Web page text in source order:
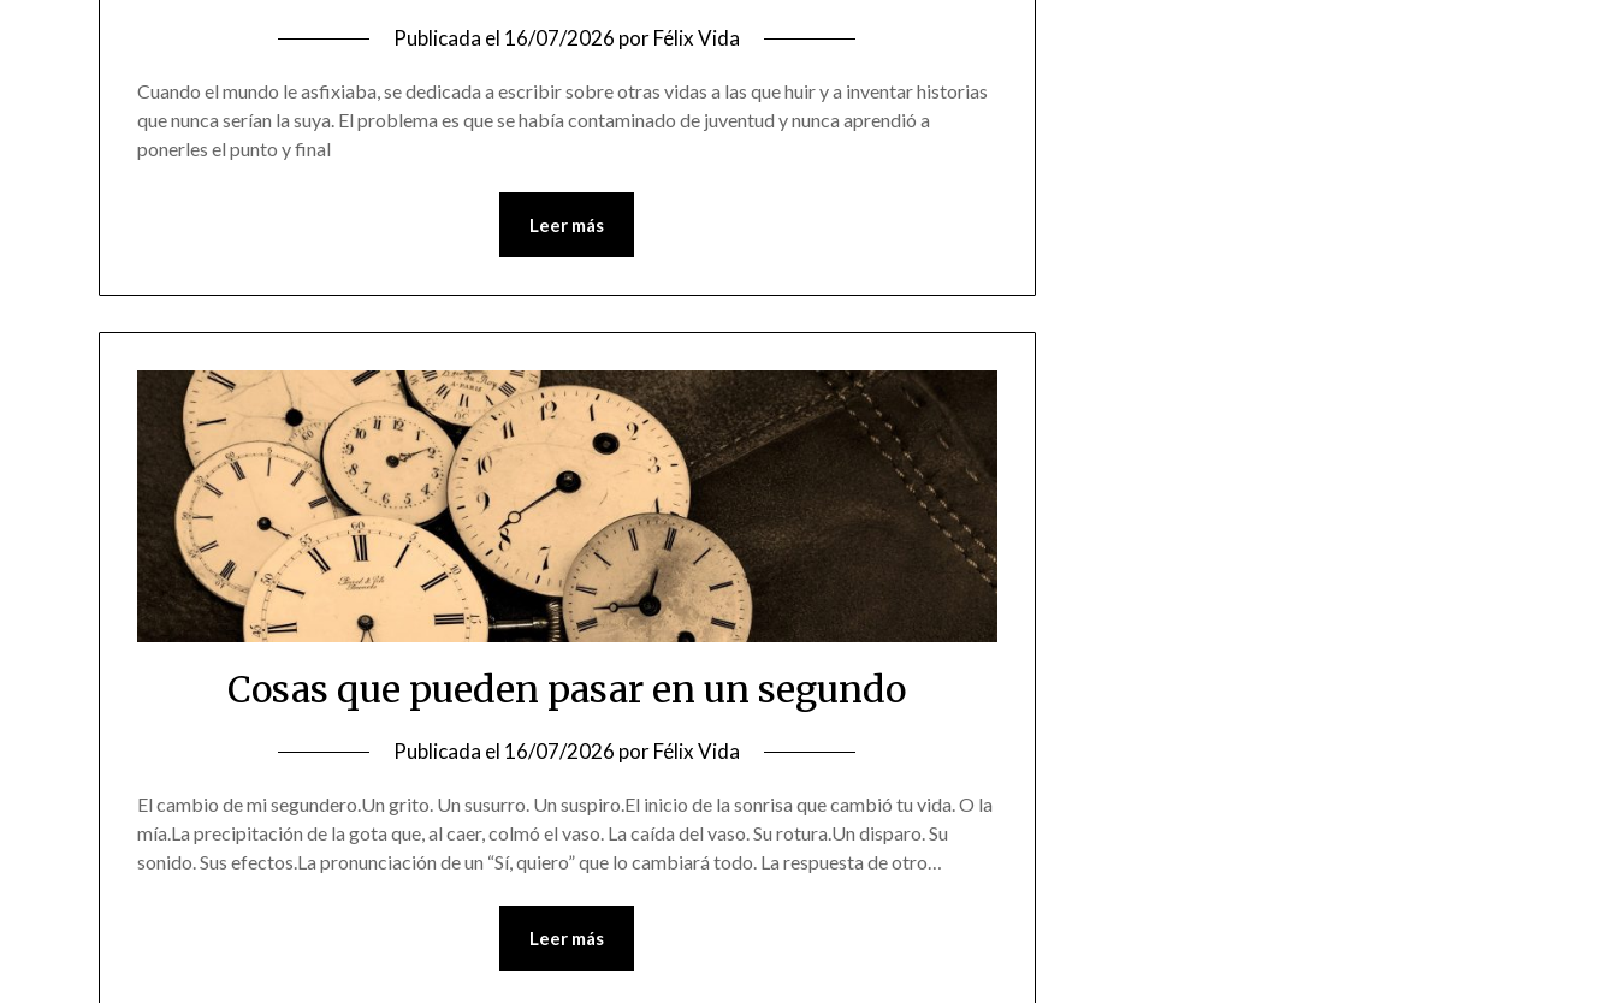
Publicada el 16/07/2026 porFélix Vida
Cuando el mundo le asfixiaba, se dedicada a escribir sobre otras vidas a las que huir y a inventar historias
que nunca serían la suya. El problema es que se había contaminado de juventud y nunca aprendió a
ponerles el punto y final
Leer más
Cosas que pueden pasar en un segundo
Publicada el 16/07/2026 porFélix Vida
El cambio de mi segundero.Un grito. Un susurro. Un suspiro.El inicio de la sonrisa que cambió tu vida. O la
mía.La precipitación de la gota que, al caer, colmó el vaso. La caída del vaso. Su rotura.Un disparo. Su
sonido. Sus efectos.La pronunciación de un “Sí, quiero” que lo cambiará todo. La respuesta de otro…
Leer más